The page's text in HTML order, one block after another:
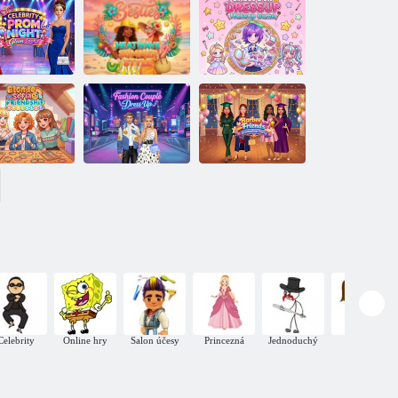
Africké
princezné:
Ostrov štýlu
Mariine
sviatočné
oblečenie
Očarujúce
celebrít
na plese
Najlepší
priatelia: Letný
štýl v horúcom
počasí
Make-up pre
sladkú bábiku
Online hry Salon účesy Princezná Jednoduchý